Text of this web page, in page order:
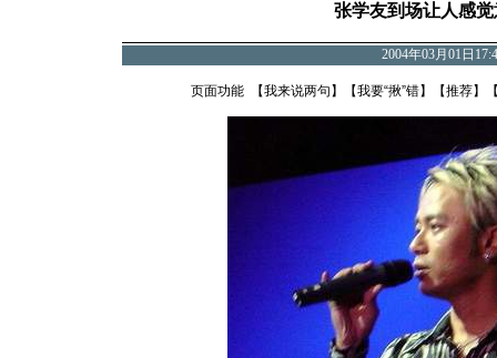
张学友到场让人感
2004年03月01日
页面功能 【我来说两句 】【我要“揪”错】【推荐】